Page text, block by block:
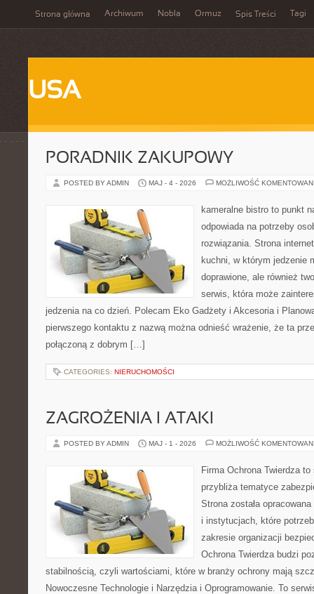
Strona główna Archiwum Nobla Ormuz Spis Treści Tagi
USA
PORADNIK ZAKUPOWY
POSTED BY ADMIN MAJ - 4 - 2026 MOŻLIWOŚĆ
kameralne bistro to punkt
odpowiada na potrzeby
rozwiązania. Strona
kuchni, w którym jedzenie
doprawione, ale również
serwis, która może
jedzenia na co dzień. Polecam Eko Gadżety i Akcesoria i
pierwszego kontaktu z nazwą można odnieść wrażenie, że ta
połączoną z dobrym […]
CATEGORIES: NIERUCHOMOŚCI
ZAGROŻENIA I ATAKI
POSTED BY ADMIN MAJ - 1 - 2026 MOŻLIWOŚĆ
Firma Ochrona Twierdza
przybliża tematyce
Strona została
i instytucjach, które
zakresie organizacji
Ochrona Twierdza budzi
stabilnością, czyli wartościami, które w branży ochrony mają
Nowoczesne Technologie i Narzędzia i Oprogramowanie. To